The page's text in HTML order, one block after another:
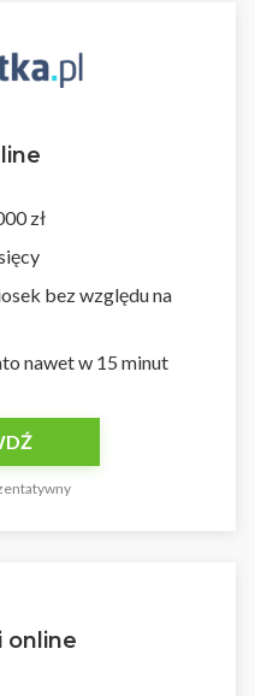
zł
bez względu na
nawet w 15 minut
online